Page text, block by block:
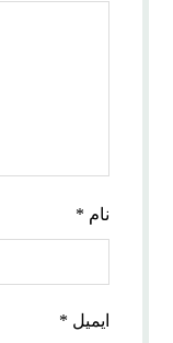
نام *
ایمیل *